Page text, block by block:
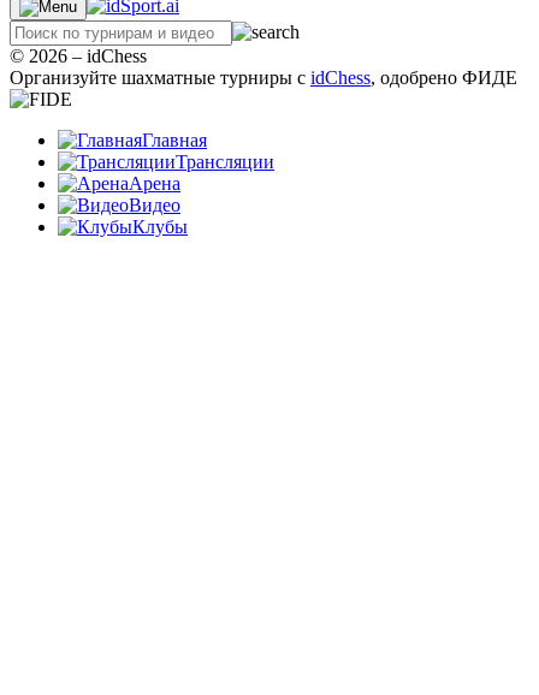
© 2026 – idChess
Организуйте шахматные турниры с idChess, одобрено ФИДЕ
Главная
Трансляции
Арена
Видео
Клубы